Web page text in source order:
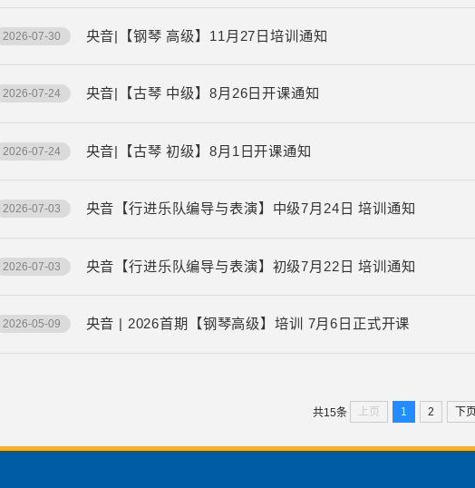
2026-07-30 央音|【钢琴 高级】11月27日培训通知
2026-07-24 央音|【古琴 中级】8月26日开课通知
2026-07-24 央音|【古琴 初级】8月1日开课通知
2026-07-03 央音【行进乐队编导与表演】中级7月24日 培训通知
2026-07-03 央音【行进乐队编导与表演】初级7月22日 培训通知
2026-05-09 央音 | 2026首期【钢琴高级】培训 7月6日正式开课
共15条 上页 1 2 下